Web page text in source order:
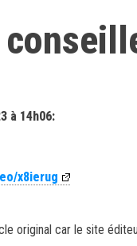
à 14h06:
x8ierug
original car le site